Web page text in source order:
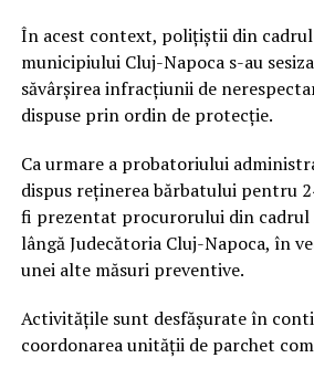
În acest context, polițiștii din
municipiului Cluj-Napoca s-au
săvârșirea infracțiunii de
dispuse prin ordin de protecție.
Ca urmare a probatoriului
dispus reținerea bărbatului pentru
fi prezentat procurorului din cadrul
lângă Judecătoria Cluj-Napoca, în
unei alte măsuri preventive.
Activitățile sunt desfășurate în
coordonarea unității de parchet